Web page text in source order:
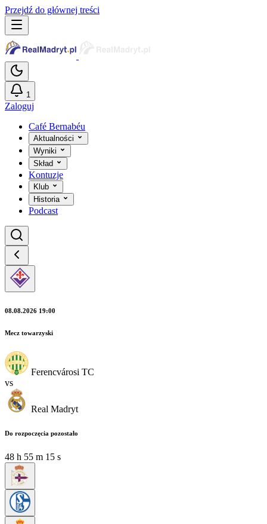
Przejdź do głównej treści
1
Zaloguj
Café Bernabéu
Aktualności
Wyniki
Skład
Kontuzje
Klub
Historia
Podcast
08.08.2026 19:00
Mecz towarzyski
Ferencvárosi TC
vs
Real Madryt
Do rozpoczęcia pozostało
48 h 55 m 14 s